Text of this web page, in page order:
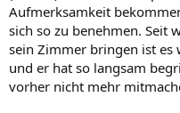
Aufmerksamkeit
sich so zu benehmen. Seit
sein Zimmer bringen ist
und er hat so langsam
vorher nicht mehr